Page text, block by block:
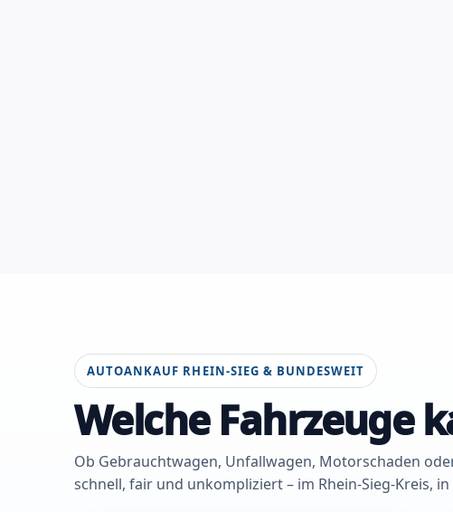
AUTOANKAUF RHEIN-SIEG & BUNDESWEIT
Welche Fahrzeuge
Ob Gebrauchtwagen, Unfallwagen, Motorschaden
schnell, fair und unkompliziert – im Rhein-Sieg-Kreis,